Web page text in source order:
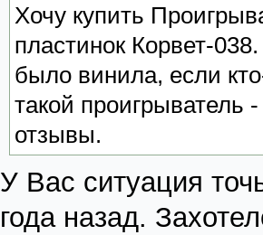
Хочу купить
пластинок Корвет-
было винила, если
такой проигрыватель
отзывы.
У Вас ситуация
года назад.